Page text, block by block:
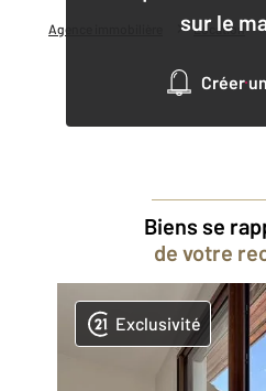
Agence immobilière Location
sur le
Créer
Biens se
de votre
Exclusivité